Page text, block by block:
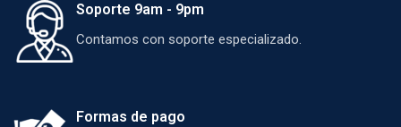
Soporte 9am - 9pm
Contamos con soporte especializado.
Formas de pago